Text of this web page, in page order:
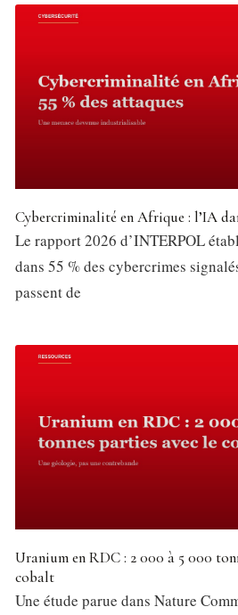
Cybercriminalité en Afrique : l’IA
Le rapport 2026 d’INTERPOL
dans 55 % des cybercrimes
passent de
Uranium en RDC : 2 000 à 5 000
cobalt
Une étude parue dans Nature